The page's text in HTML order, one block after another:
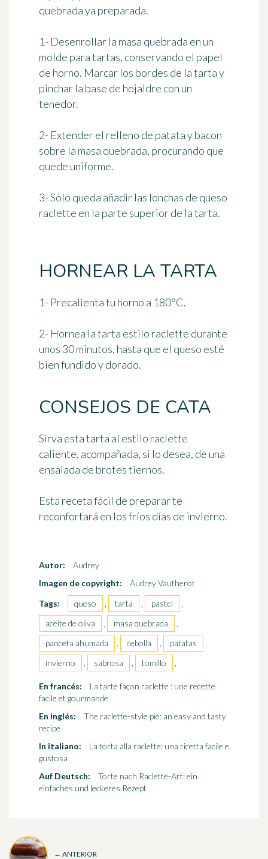
quebrada ya preparada.
1- Desenrollar la masa quebrada en un
molde para tartas, conservando el papel
de horno. Marcar los bordes de la tarta y
pinchar la base de hojaldre con un
tenedor.
2- Extender el relleno de patata y bacon
sobre la masa quebrada, procurando que
quede uniforme.
3- Sólo queda añadir las lonchas de queso
raclette en la parte superior de la tarta.
HORNEAR LA TARTA
1- Precalienta tu horno a 180°C.
2- Hornea la tarta estilo raclette durante
unos 30 minutos, hasta que el queso esté
bien fundido y dorado.
CONSEJOS DE CATA
Sirva esta tarta al estilo raclette
caliente, acompañada, si lo desea, de una
ensalada de brotes tiernos.
Esta receta fácil de preparar te
reconfortará en los fríos días de invierno.
Autor:
Audrey
Imagen de copyright:
Audrey Vautherot
Tags:
queso , tarta , pastel
,
aceite de oliva
, masa quebrada
,
panceta ahumada
, cebolla , patatas
,
invierno
, sabrosa , tomillo ,
En francés:
La tarte façon raclette : une recette
facile et gourmande
En inglés:
The raclette-style pie: an easy and tasty
recipe
In italiano:
La torta alla raclette: una ricetta facile e
gustosa
Auf Deutsch:
Torte nach Raclette-Art: ein
einfaches und leckeres Rezept
← ANTERIOR